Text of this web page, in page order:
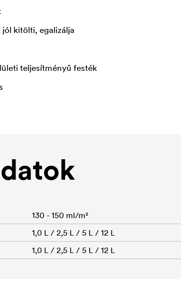
kitölti, egalizálja
teljesítményű festék
130 - 150 ml/m²
1,0 L / 2,5 L / 5 L / 12 L
1,0 L / 2,5 L / 5 L / 12 L